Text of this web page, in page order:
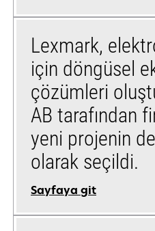
Lexmark,
için döngüsel
çözümleri
AB tarafından
yeni projenin
olarak seçildi.
Sayfaya git